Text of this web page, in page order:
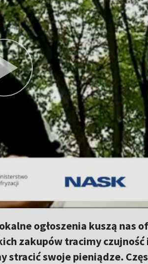
ogłoszenia kuszą nas
zakupów tracimy czujność
stracić swoje pieniądze.